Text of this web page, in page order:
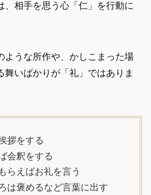
、相手を思う心「仁」を行動に
ような所作や、かしこまった場
舞いばかりが「礼」ではありま
拶をする
会釈をする
らえばお礼を言う
は褒めるなど言葉に出す